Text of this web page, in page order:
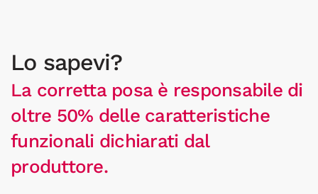
Lo sapevi?
La corretta posa è responsabile di
oltre 50% delle caratteristiche
funzionali dichiarati dal
produttore.